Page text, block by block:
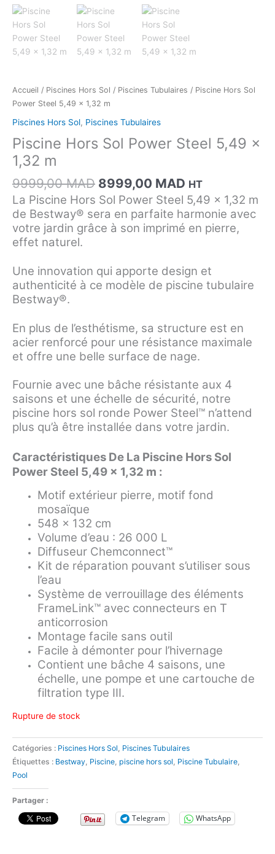
Accueil / Piscines Hors Sol / Piscines Tubulaires / Piscine Hors Sol
Power Steel 5,49 x 1,32 m
Piscines Hors Sol, Piscines Tubulaires
Piscine Hors Sol Power Steel 5,49 x
1,32 m
9999,00MAD 8999,00 MAD HT
La Piscine Hors Sol Power Steel 5,49 x 1,32 m
de Bestway® sera en parfaite harmonie avec
votre jardin grâce à son imprimé en pierre,
effet naturel.
Une innovation qui apporte design et
authenticité à ce modèle de piscine tubulaire
Bestway®.
En plus de l’esthétisme, sa structure est en
acier renforcé pour une résistance maximale
et offre une belle surface de nage.
Fournie avec une bâche résistante aux 4
saisons et une échelle de sécurité, notre
piscine hors sol ronde Power Steel™ n’attend
plus qu’à être installée dans votre jardin.
Caractéristiques De La Piscine Hors Sol
Power Steel 5,49 x 1,32 m :
Motif extérieur pierre, motif fond
mosaïque
548 x 132 cm
Volume d’eau : 26 000 L
Diffuseur Chemconnect™
Kit de réparation pouvant s’utiliser sous
l’eau
Système de verrouillage des éléments
FrameLink™ avec connecteurs en T
anticorrosion
Montage facile sans outil
Facile à démonter pour l’hivernage
Contient une bâche 4 saisons, une
échelle, une pompe et une cartouche de
filtration type III.
Rupture de stock
Catégories : Piscines Hors Sol Piscines Tubulaires
Étiquettes : Bestway Piscine piscine hors sol Piscine Tubulaire
Pool
Partager :
Telegram WhatsApp